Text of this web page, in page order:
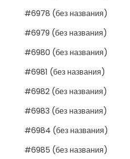
#6978 (без названия)
#6979 (без названия)
#6980 (без названия)
#6981 (без названия)
#6982 (без названия)
#6983 (без названия)
#6984 (без названия)
#6985 (без названия)